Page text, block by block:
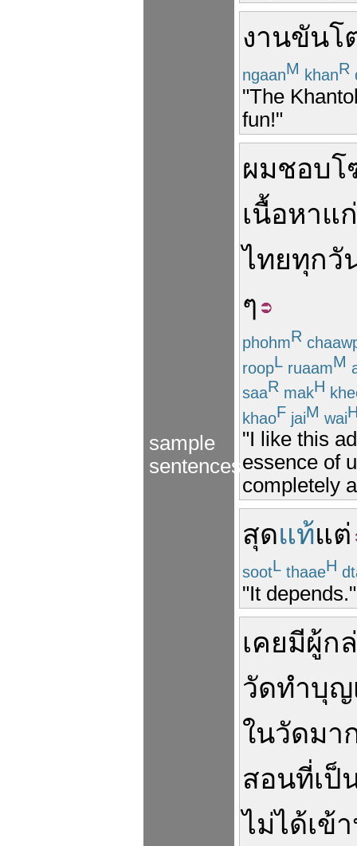
sample
sentences
งานขันโ
ngaanM khanR
"The
fun!"
ผมชอบโ
เนื้อหาแ
ไทยทุกวั
ๆ
phohmR
roopL ruaamM
saaR makH
khaoF jaiM wai
"I like this
essence of
completely
สุดแท้แต่
sootL thaaeH
"It
เคยมีผู้ก
วัดทำบุญ
ในวัดมา
สอนที่เป็
ไม่ได้เข้า